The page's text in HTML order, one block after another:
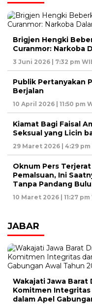
Brigjen Hengki
Curanmor: Narkoba
3 Juni 2026 | 7:32 pm
Publik Pertanyakan
Berjalan
10 April 2026 | 11:50 pm
Kiamat Bagi Faisal
Seksual yang Licin
29 Maret 2026 | 4:29 pm
Oknum Pers
Pemalsuan, Ini
Tanpa Pandang Bulu
10 Maret 2026 | 11:27 pm
JABAR
Wakajati Jawa Barat
Komitmen
dalam Apel